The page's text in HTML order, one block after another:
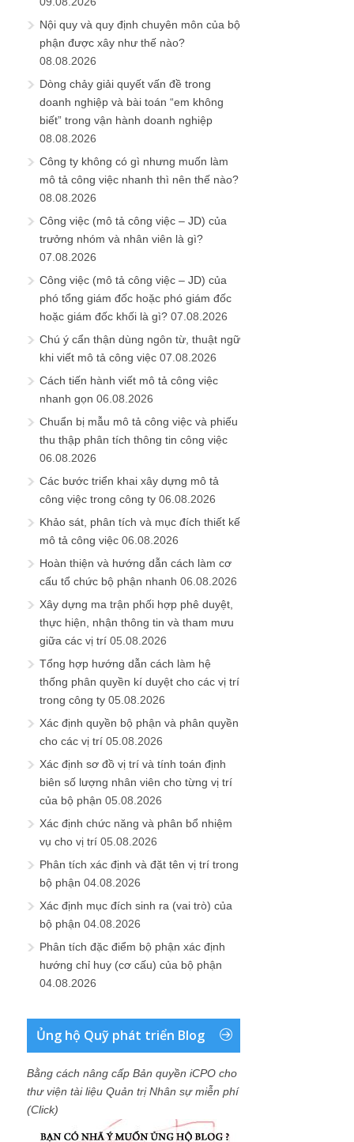
Nội quy và quy định chuyên môn của bộ
phận được xây như thế nào?
08.08.2026
Dòng chảy giải quyết vấn đề trong
doanh nghiệp và bài toán “em không
biết” trong vận hành doanh nghiệp
08.08.2026
Công ty không có gì nhưng muốn làm
mô tả công việc nhanh thì nên thế nào?
08.08.2026
Công việc (mô tả công việc – JD) của
trưởng nhóm và nhân viên là gì?
07.08.2026
Công việc (mô tả công việc – JD) của
phó tổng giám đốc hoặc phó giám đốc
hoặc giám đốc khối là gì? 07.08.2026
Chú ý cẩn thận dùng ngôn từ, thuật ngữ
khi viết mô tả công việc 07.08.2026
Cách tiến hành viết mô tả công việc
nhanh gọn 06.08.2026
Chuẩn bị mẫu mô tả công việc và phiếu
thu thập phân tích thông tin công việc
06.08.2026
Các bước triển khai xây dựng mô tả
công việc trong công ty 06.08.2026
Khảo sát, phân tích và mục đích thiết kế
mô tả công việc 06.08.2026
Hoàn thiện và hướng dẫn cách làm cơ
cấu tổ chức bộ phận nhanh 06.08.2026
Xây dựng ma trận phối hợp phê duyệt,
thực hiện, nhận thông tin và tham mưu
giữa các vị trí 05.08.2026
Tổng hợp hướng dẫn cách làm hệ
thống phân quyền kí duyệt cho các vị trí
trong công ty 05.08.2026
Xác định quyền bộ phận và phân quyền
cho các vị trí 05.08.2026
Xác định sơ đồ vị trí và tính toán định
biên số lượng nhân viên cho từng vị trí
của bộ phận 05.08.2026
Xác định chức năng và phân bổ nhiệm
vụ cho vị trí 05.08.2026
Phân tích xác định và đặt tên vị trí trong
bộ phận 04.08.2026
Xác định mục đích sinh ra (vai trò) của
bộ phận 04.08.2026
Phân tích đặc điểm bộ phận xác định
hướng chỉ huy (cơ cấu) của bộ phận
04.08.2026
Ủng hộ Quỹ phát triển Blog
Bằng cách nâng cấp Bản quyền iCPO cho
thư viện tài liệu Quản trị Nhân sự miễn phí
(Click)